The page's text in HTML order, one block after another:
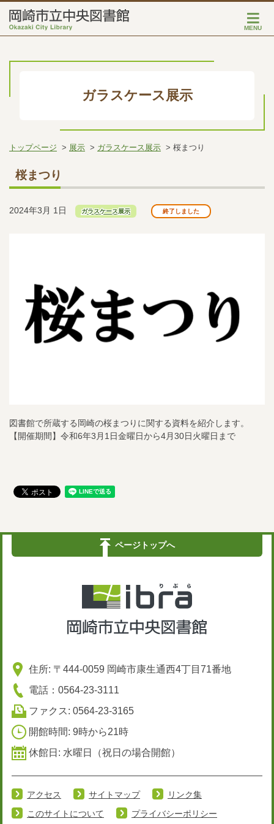
MENU
ガラスケース展示
トップページ 展示 ガラスケース展示 桜まつり
桜まつり
2024年3月 1日 ガラスケース展示 終了しました
図書館で所蔵する岡崎の桜まつりに関する資料を紹介します。
【開催期間】令和6年3月1日金曜日から4月30日火曜日まで
ページトップへ
住所: 〒444-0059 岡崎市康生通西4丁目71番地
電話：0564-23-3111
ファクス: 0564-23-3165
開館時間: 9時から21時
休館日: 水曜日（祝日の場合開館）
アクセス サイトマップ
リンク集
このサイトについて
プライバシーポリシー